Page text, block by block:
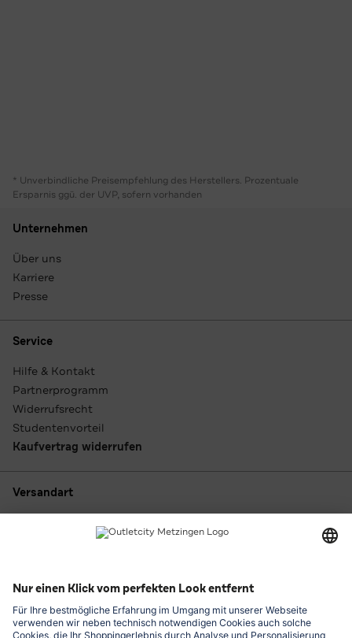
* Unverbindliche Preisempfehlung des Herstellers. Prozentuale
Ersparnis ggü. der UVP, sofern vorhanden
Unternehmen
Über uns
Karriere
Presse
Service
Hilfe & Kontakt
Partnerprogramm
Widerrufsrecht
Studentenvorteil
Kaufvertrag widerrufen
Versandart